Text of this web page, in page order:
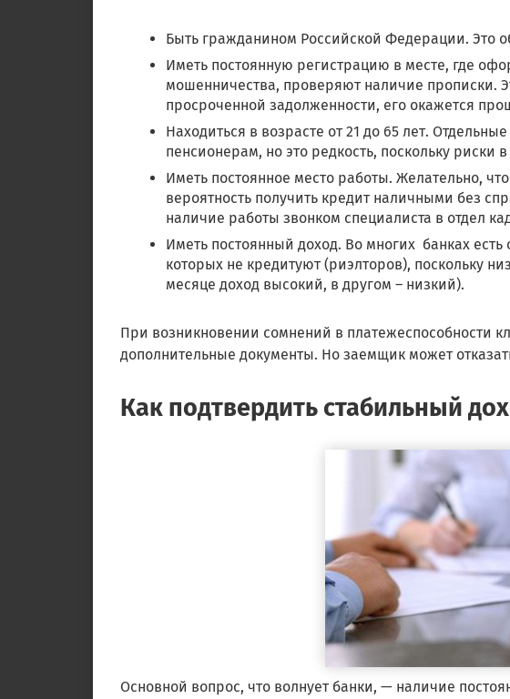
Быть гражданином Российской Федерации. Это
Иметь постоянную регистрацию в месте, где
мошенничества, проверяют наличие прописки.
просроченной задолженности, его окажется
Находиться в возрасте от 21 до 65 лет.
пенсионерам, но это редкость, поскольку риски
Иметь постоянное место работы. Желательно,
вероятность получить кредит наличными без
наличие работы звонком специалиста в отдел
Иметь постоянный доход. Во многих банках
которых не кредитуют (риэлторов), поскольку
месяце доход высокий, в другом – низкий).
При возникновении сомнений в платежеспособности
дополнительные документы. Но заемщик может
Как подтвердить стабильный
Основной вопрос, что волнует банки, — наличие